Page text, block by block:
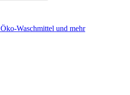
Öko-Waschmittel und mehr